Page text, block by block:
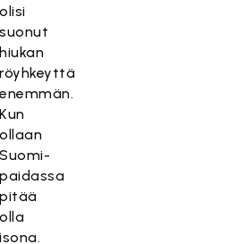
olisi
suonut
hiukan
röyhkeyttä
enemmän.
Kun
ollaan
Suomi-
paidassa
pitää
olla
isona.